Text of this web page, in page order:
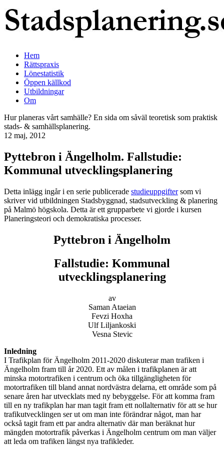
Hem
Rättspraxis
Lönestatistik
Öppen källkod
Utbildningar
Om
Hur planeras vårt samhälle? En sida om såväl teoretisk som praktisk
stads- & samhällsplanering.
12 maj, 2012
Pyttebron i Ängelholm. Fallstudie:
Kommunal utvecklingsplanering
Detta inlägg ingår i en serie publicerade studieuppgiftersom vi
skriver vid utbildningen Stadsbyggnad, stadsutveckling & planering
på Malmö högskola. Detta är ett grupparbete vi gjorde i kursen
Planeringsteori och demokratiska processer.
Pyttebron i Ängelholm
Fallstudie: Kommunal
utvecklingsplanering
av
Saman Ataeian
Fevzi Hoxha
Ulf Liljankoski
Vesna Stevic
Inledning
I Trafikplan för Ängelholm 2011-2020 diskuterar man trafiken i
Ängelholm fram till år 2020. Ett av målen i trafikplanen är att
minska motortrafiken i centrum och öka tillgängligheten för
motortrafiken till bland annat nordvästra delarna, ett område som på
senare åren har utvecklats med ny bebyggelse. För att komma fram
till en ny trafikplan har man tagit fram ett nollalternativ för att se hur
trafikutvecklingen ser ut om man inte förändrar något, man har
också tagit fram ett par andra alternativ där man beräknat hur
mängden motortrafik påverkas i Ängelholm centrum om man väljer
att leda om trafiken längst nya trafikleder.